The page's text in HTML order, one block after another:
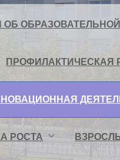
ОБ
ПРОФИЛАКТИЧЕСКАЯ
РОСТА